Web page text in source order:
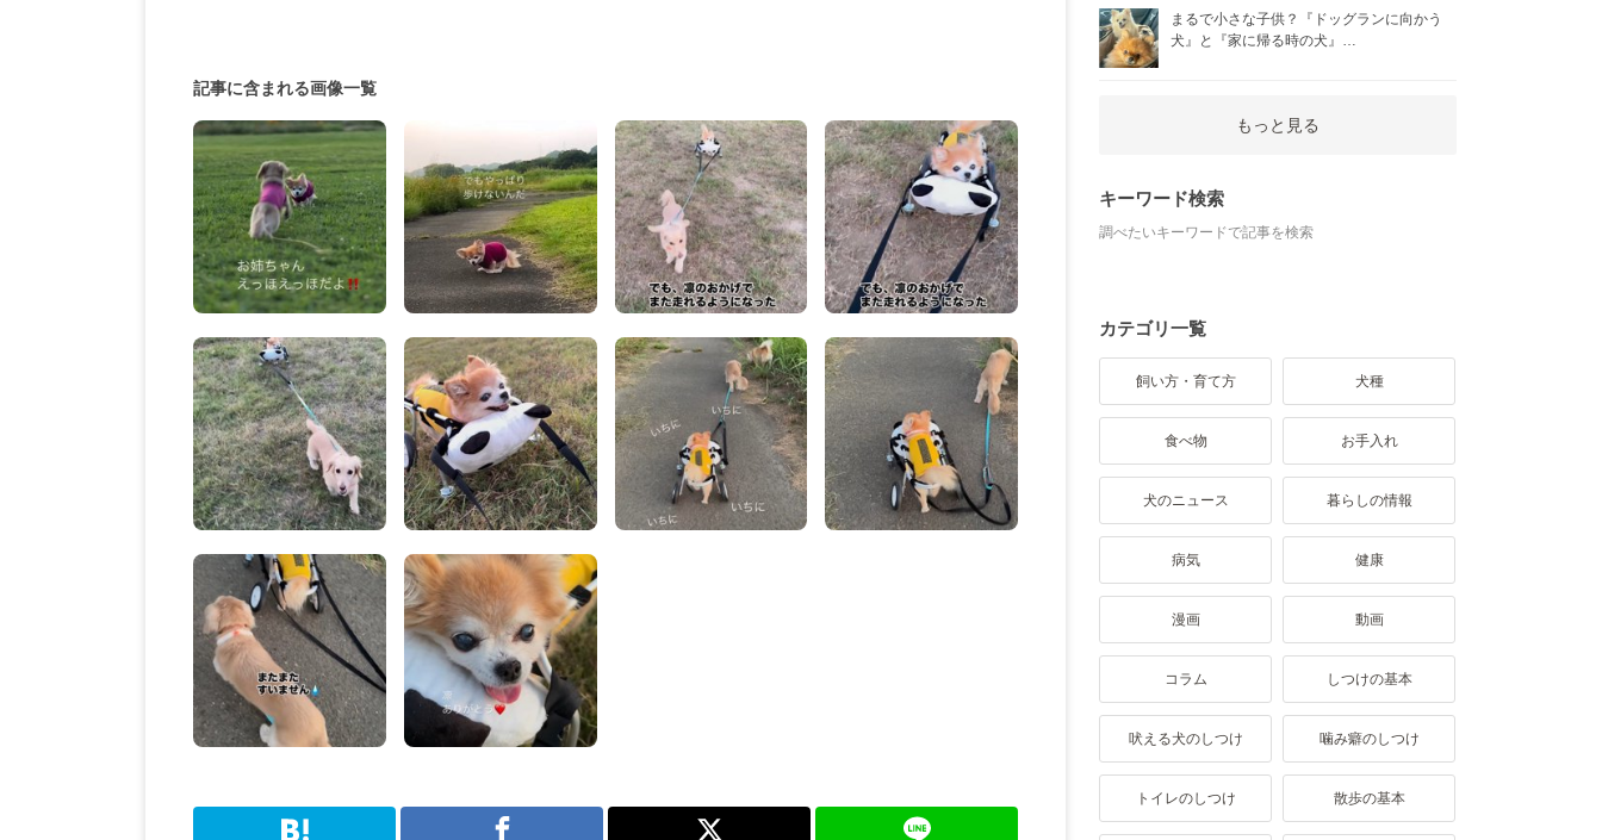
記事に含まれる画像一覧
まるで小さな子供？『ドッグランに向かう
犬』と『家に帰る時の犬』…
もっと見る
キーワード検索
調べたいキーワードで記事を検索
カテゴリ一覧
飼い方・育て方 犬種
食べ物 お手入れ
犬のニュース 暮らしの情報
病気 健康
漫画 動画
コラム しつけの基本
吠える犬のしつけ 噛み癖のしつけ
トイレのしつけ 散歩の基本